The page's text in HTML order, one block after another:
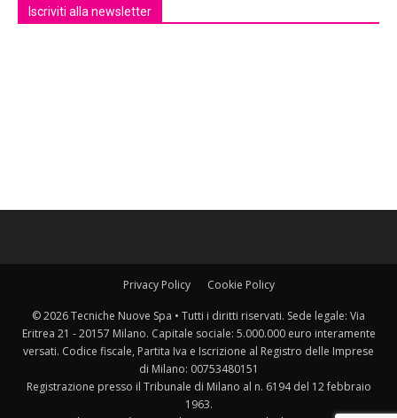
Iscriviti alla newsletter
Privacy Policy Cookie Policy
© 2026 Tecniche Nuove Spa • Tutti i diritti riservati. Sede legale: Via
Eritrea 21 - 20157 Milano. Capitale sociale: 5.000.000 euro interamente
versati. Codice fiscale, Partita Iva e Iscrizione al Registro delle Imprese
di Milano: 00753480151
Registrazione presso il Tribunale di Milano al n. 6194 del 12 febbraio
1963.